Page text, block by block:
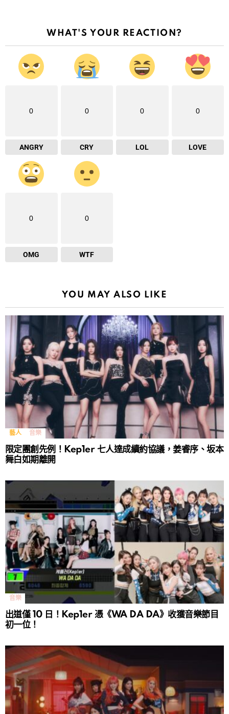
WHAT'S YOUR REACTION?
0
ANGRY
0
CRY
0
LOL
0
LOVE
0
OMG
0
WTF
YOU MAY ALSO LIKE
藝人 音樂
限定團創先例！Kep1er 七人達成續約協議，姜睿序、坂本
舞白如期離開
音樂
出道僅 10 日！Kep1er 憑《WA DA DA》收獲音樂節目
初一位！